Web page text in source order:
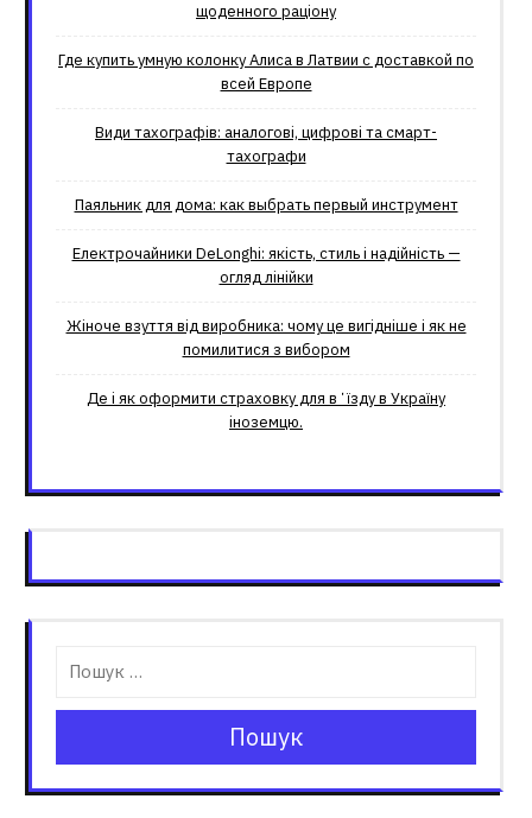
щоденного раціону
Где купить умную колонку Алиса в Латвии с доставкой по
всей Европе
Види тахографів: аналогові, цифрові та смарт-
тахографи
Паяльник для дома: как выбрать первый инструмент
Електрочайники DeLonghi: якість, стиль і надійність —
огляд лінійки
Жіноче взуття від виробника: чому це вигідніше і як не
помилитися з вибором
Де і як оформити страховку для вʼїзду в Україну
іноземцю.
Пошук